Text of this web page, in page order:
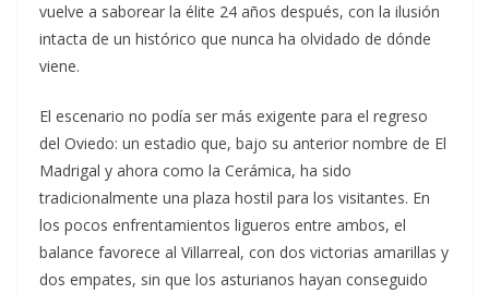
vuelve a saborear la élite 24 años después, con la ilusión
intacta de un histórico que nunca ha olvidado de dónde
viene.
El escenario no podía ser más exigente para el regreso
del Oviedo: un estadio que, bajo su anterior nombre de El
Madrigal y ahora como la Cerámica, ha sido
tradicionalmente una plaza hostil para los visitantes. En
los pocos enfrentamientos ligueros entre ambos, el
balance favorece al Villarreal, con dos victorias amarillas y
dos empates, sin que los asturianos hayan conseguido